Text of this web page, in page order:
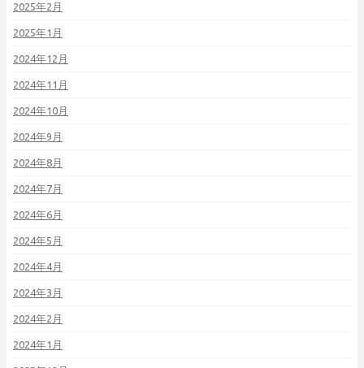
2025年2月
2025年1月
2024年12月
2024年11月
2024年10月
2024年9月
2024年8月
2024年7月
2024年6月
2024年5月
2024年4月
2024年3月
2024年2月
2024年1月